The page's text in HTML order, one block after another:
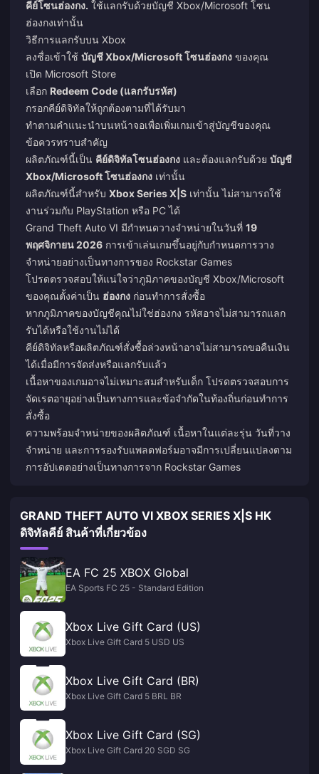
คีย์โซนฮ่องกง. ใช้แลกรับด้วยบัญชี Xbox/Microsoft โซน
ฮ่องกงเท่านั้น
วิธีการแลกรับบน Xbox
ลงชื่อเข้าใช้ บัญชี Xbox/Microsoft โซนฮ่องกง ของคุณ
เปิด Microsoft Store
เลือก Redeem Code (แลกรับรหัส)
กรอกคีย์ดิจิทัลให้ถูกต้องตามที่ได้รับมา
ทำตามคำแนะนำบนหน้าจอเพื่อเพิ่มเกมเข้าสู่บัญชีของคุณ
ข้อควรทราบสำคัญ
ผลิตภัณฑ์นี้เป็น คีย์ดิจิทัลโซนฮ่องกง และต้องแลกรับด้วย บัญชี
Xbox/Microsoft โซนฮ่องกง เท่านั้น
ผลิตภัณฑ์นี้สำหรับ Xbox Series X|S เท่านั้น ไม่สามารถใช้
งานร่วมกับ PlayStation หรือ PC ได้
Grand Theft Auto VI มีกำหนดวางจำหน่ายในวันที่ 19
พฤศจิกายน 2026 การเข้าเล่นเกมขึ้นอยู่กับกำหนดการวาง
จำหน่ายอย่างเป็นทางการของ Rockstar Games
โปรดตรวจสอบให้แน่ใจว่าภูมิภาคของบัญชี Xbox/Microsoft
ของคุณตั้งค่าเป็น ฮ่องกง ก่อนทำการสั่งซื้อ
หากภูมิภาคของบัญชีคุณไม่ใช่ฮ่องกง รหัสอาจไม่สามารถแลก
รับได้หรือใช้งานไม่ได้
คีย์ดิจิทัลหรือผลิตภัณฑ์สั่งซื้อล่วงหน้าอาจไม่สามารถขอคืนเงิน
ได้เมื่อมีการจัดส่งหรือแลกรับแล้ว
เนื้อหาของเกมอาจไม่เหมาะสมสำหรับเด็ก โปรดตรวจสอบการ
จัดเรตอายุอย่างเป็นทางการและข้อจำกัดในท้องถิ่นก่อนทำการ
สั่งซื้อ
ความพร้อมจำหน่ายของผลิตภัณฑ์ เนื้อหาในแต่ละรุ่น วันที่วาง
จำหน่าย และการรองรับแพลตฟอร์มอาจมีการเปลี่ยนแปลงตาม
การอัปเดตอย่างเป็นทางการจาก Rockstar Games
GRAND THEFT AUTO VI XBOX SERIES X|S HK
ดิจิทัลคีย์ สินค้าที่เกี่ยวข้อง
EA FC 25 XBOX Global
EA Sports FC 25 - Standard Edition
Xbox Live Gift Card (US)
Xbox Live Gift Card 5 USD US
Xbox Live Gift Card (BR)
Xbox Live Gift Card 5 BRL BR
Xbox Live Gift Card (SG)
Xbox Live Gift Card 20 SGD SG